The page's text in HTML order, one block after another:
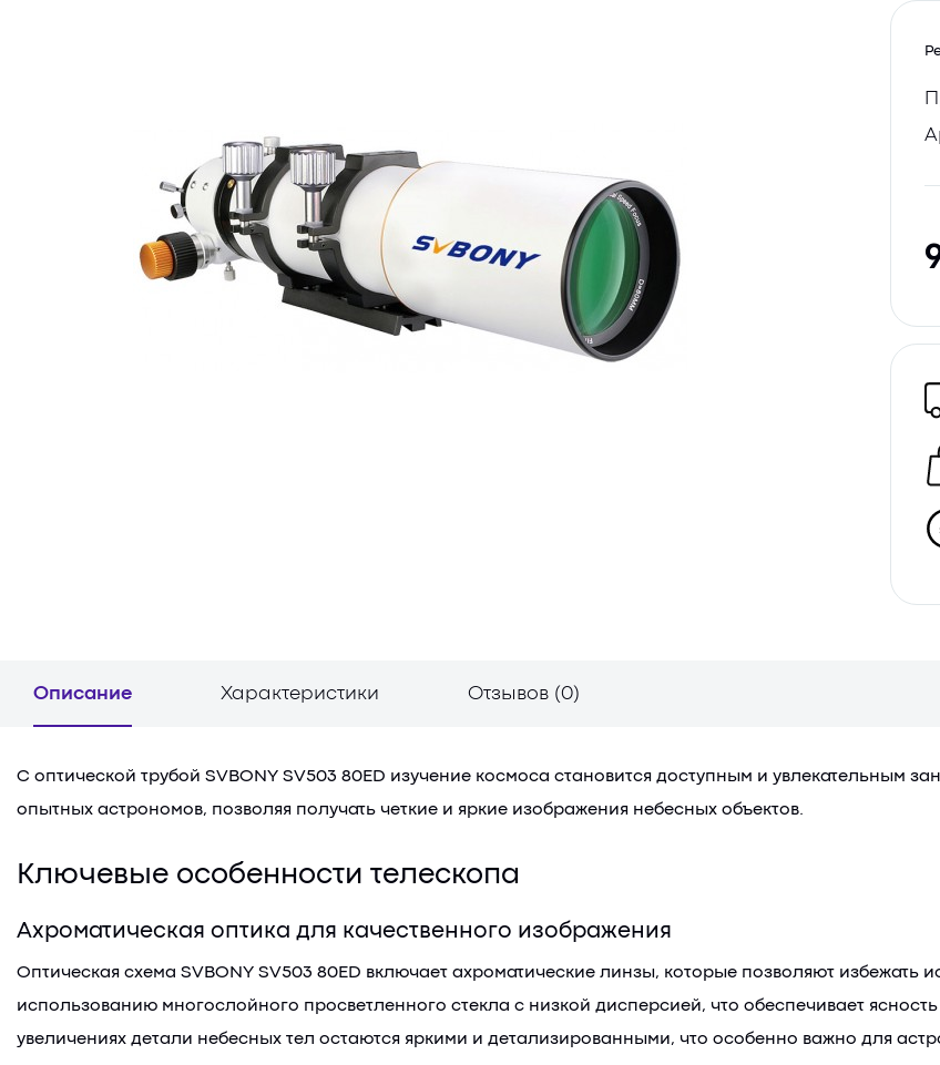
Описание Характеристики Отзывов (0)
С оптической трубой SVBONY SV503 80ED изучение космоса становится доступным и увлекательным
опытных астрономов, позволяя получать четкие и яркие изображения небесных объектов.
Ключевые особенности телескопа
Ахроматическая оптика для качественного изображения
Оптическая схема SVBONY SV503 80ED включает ахроматические линзы, которые позволяют избежать
использованию многослойного просветленного стекла с низкой дисперсией, что обеспечивает
увеличениях детали небесных тел остаются яркими и детализированными, что особенно важно для